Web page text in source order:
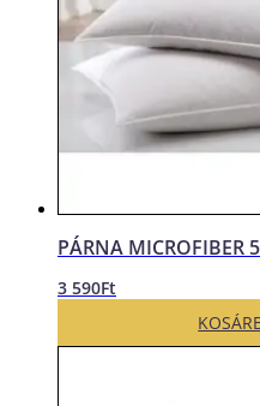
PÁRNA MICROFIBER
3 590Ft